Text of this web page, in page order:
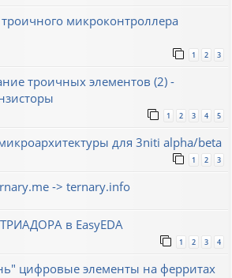
микроконтроллера
1 2 3
троичных элементов (2) -
1 2 3 4 5
для 3niti alpha/beta
1 2 3
-> ternary.info
в EasyEDA
1 2 3 4
цифровые элементы на ферритах